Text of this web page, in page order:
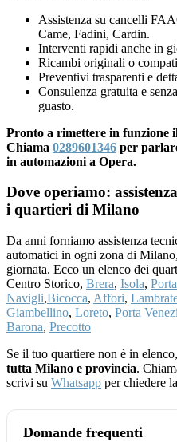
Assistenza su cancelli
Came, Fadini, Cardin.
Interventi rapidi anche in
Ricambi originali o
Preventivi trasparenti e
Consulenza gratuita e
guasto.
Pronto a rimettere in funzione
Chiama 0289601346 per
in automazioni a Opera.
Dove operiamo:
i quartieri di Milano
Da anni forniamo assistenza
automatici in ogni zona di
giornata. Ecco un elenco dei
Centro Storico, Brera, Isola,
Navigli,Bicocca, Affori,
Giambellino, Loreto, Porta
Barona, Precotto
Se il tuo quartiere non è in
tutta Milano e provincia.
scrivi su Whatsapp per chiedere
Domande frequenti